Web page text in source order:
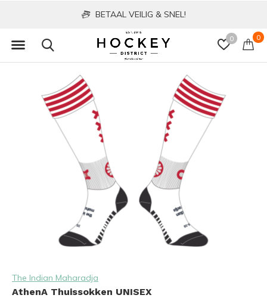
0 0
BETAAL VEILIG & SNEL!
The Indian Maharadja
AthenA Thuissokken UNISEX